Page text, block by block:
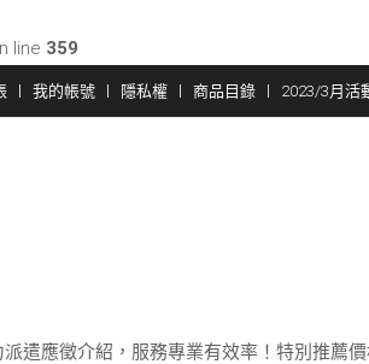
line 359
我的帳號 隱私權 商品目錄 2023/3月活
遣應徵介紹，服務專業有效率！特別推薦